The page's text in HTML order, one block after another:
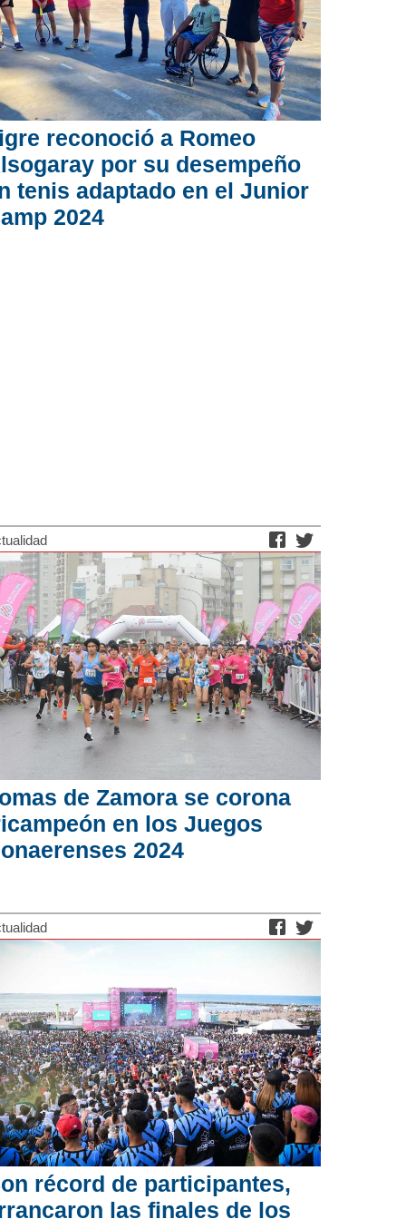
reconoció a Romeo
por su desempeño
tenis adaptado en el Junior
2024
de Zamora se corona
en los Juegos
2024
récord de participantes,
las finales de los